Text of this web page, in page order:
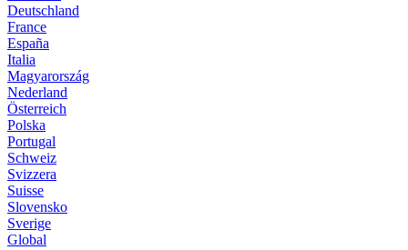
Deutschland
France
España
Italia
Magyarország
Nederland
Österreich
Polska
Portugal
Schweiz
Svizzera
Suisse
Slovensko
Sverige
Global